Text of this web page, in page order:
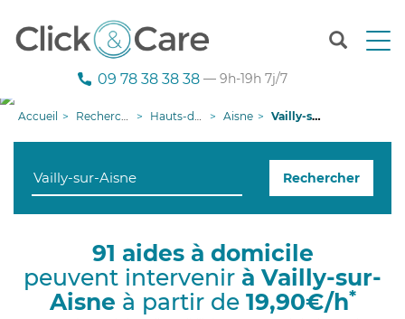
T
n
g
i
09 78 38 38 38 — 9h-19h 7j/7
Accueil Recherche aide à domicile Hauts-de-France Aisne Vailly-sur-Aisne
Rechercher
91 aides à domicile
peuvent intervenir à Vailly-sur-
Aisne à partir de 19,90€/h*